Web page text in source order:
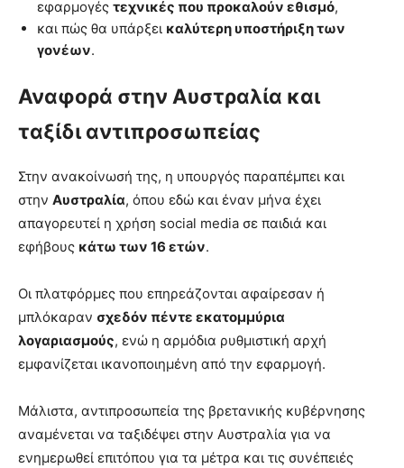
εφαρμογές τεχνικές που προκαλούν εθισμό,
και πώς θα υπάρξει καλύτερη υποστήριξη των
γονέων.
Αναφορά στην Αυστραλία και
ταξίδι αντιπροσωπείας
Στην ανακοίνωσή της, η υπουργός παραπέμπει και
στην Αυστραλία, όπου εδώ και έναν μήνα έχει
απαγορευτεί η χρήση social media σε παιδιά και
εφήβους κάτω των 16 ετών.
Οι πλατφόρμες που επηρεάζονται αφαίρεσαν ή
μπλόκαραν σχεδόν πέντε εκατομμύρια
λογαριασμούς, ενώ η αρμόδια ρυθμιστική αρχή
εμφανίζεται ικανοποιημένη από την εφαρμογή.
Μάλιστα, αντιπροσωπεία της βρετανικής κυβέρνησης
αναμένεται να ταξιδέψει στην Αυστραλία για να
ενημερωθεί επιτόπου για τα μέτρα και τις συνέπειές